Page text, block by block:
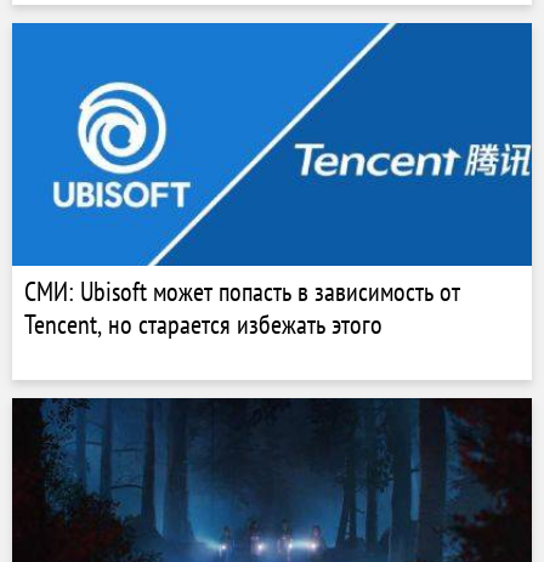
СМИ: Ubisoft может попасть в зависимость от
Tencent, но старается избежать этого